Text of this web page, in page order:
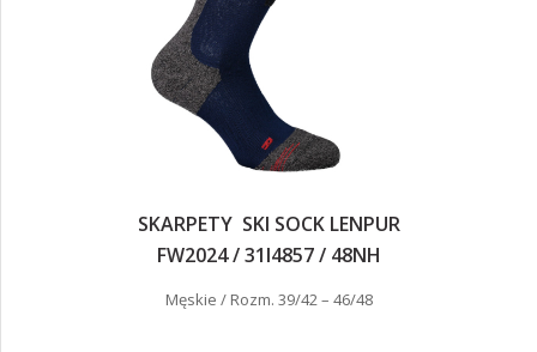
SKARPETY SKI SOCK LENPUR
FW2024 / 31I4857 / 48NH
Męskie / Rozm. 39/42 – 46/48